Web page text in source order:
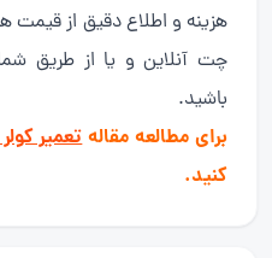
هزینه و اطلاع دقیق از قیمت
چت آنلاین و یا از طریق
باشید.
برای مطالعه مقالهتعمیر
کنید.